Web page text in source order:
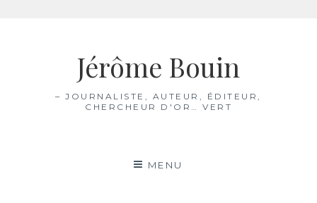
Jérôme Bouin
– JOURNALISTE, AUTEUR, ÉDITEUR,
CHERCHEUR D'OR… VERT
MENU